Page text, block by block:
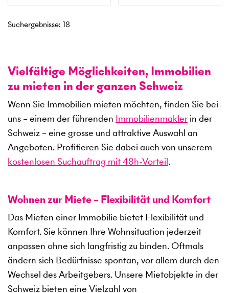
Suchergebnisse: 18
Vielfältige Möglichkeiten, Immobilien
zu mieten in der ganzen Schweiz
Wenn Sie Immobilien mieten möchten, finden Sie bei
uns – einem der führenden Immobilienmakler in der
Schweiz – eine grosse und attraktive Auswahl an
Angeboten. Profitieren Sie dabei auch von unserem
kostenlosen Suchauftrag mit 48h-Vorteil.
Wohnen zur Miete – Flexibilität und Komfort
Das Mieten einer Immobilie bietet Flexibilität und
Komfort. Sie können Ihre Wohnsituation jederzeit
anpassen ohne sich langfristig zu binden. Oftmals
ändern sich Bedürfnisse spontan, vor allem durch den
Wechsel des Arbeitgebers. Unsere Mietobjekte in der
Schweiz bieten eine Vielzahl von